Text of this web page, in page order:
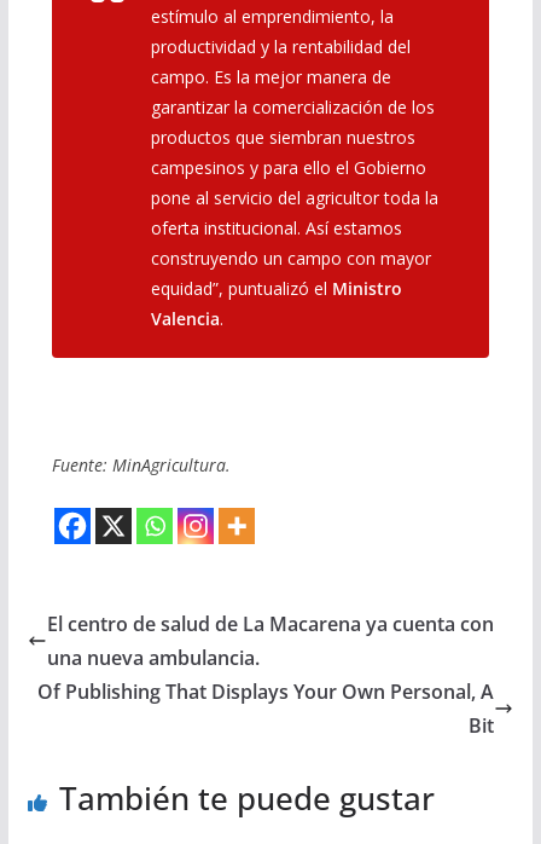
estímulo al emprendimiento, la
productividad y la rentabilidad del
campo. Es la mejor manera de
garantizar la comercialización de los
productos que siembran nuestros
campesinos y para ello el Gobierno
pone al servicio del agricultor toda la
oferta institucional. Así estamos
construyendo un campo con mayor
equidad”, puntualizó el Ministro
Valencia.
Fuente: MinAgricultura.
El centro de salud de La Macarena ya cuenta con
una nueva ambulancia.
Of Publishing That Displays Your Own Personal, A
Bit
También te puede gustar